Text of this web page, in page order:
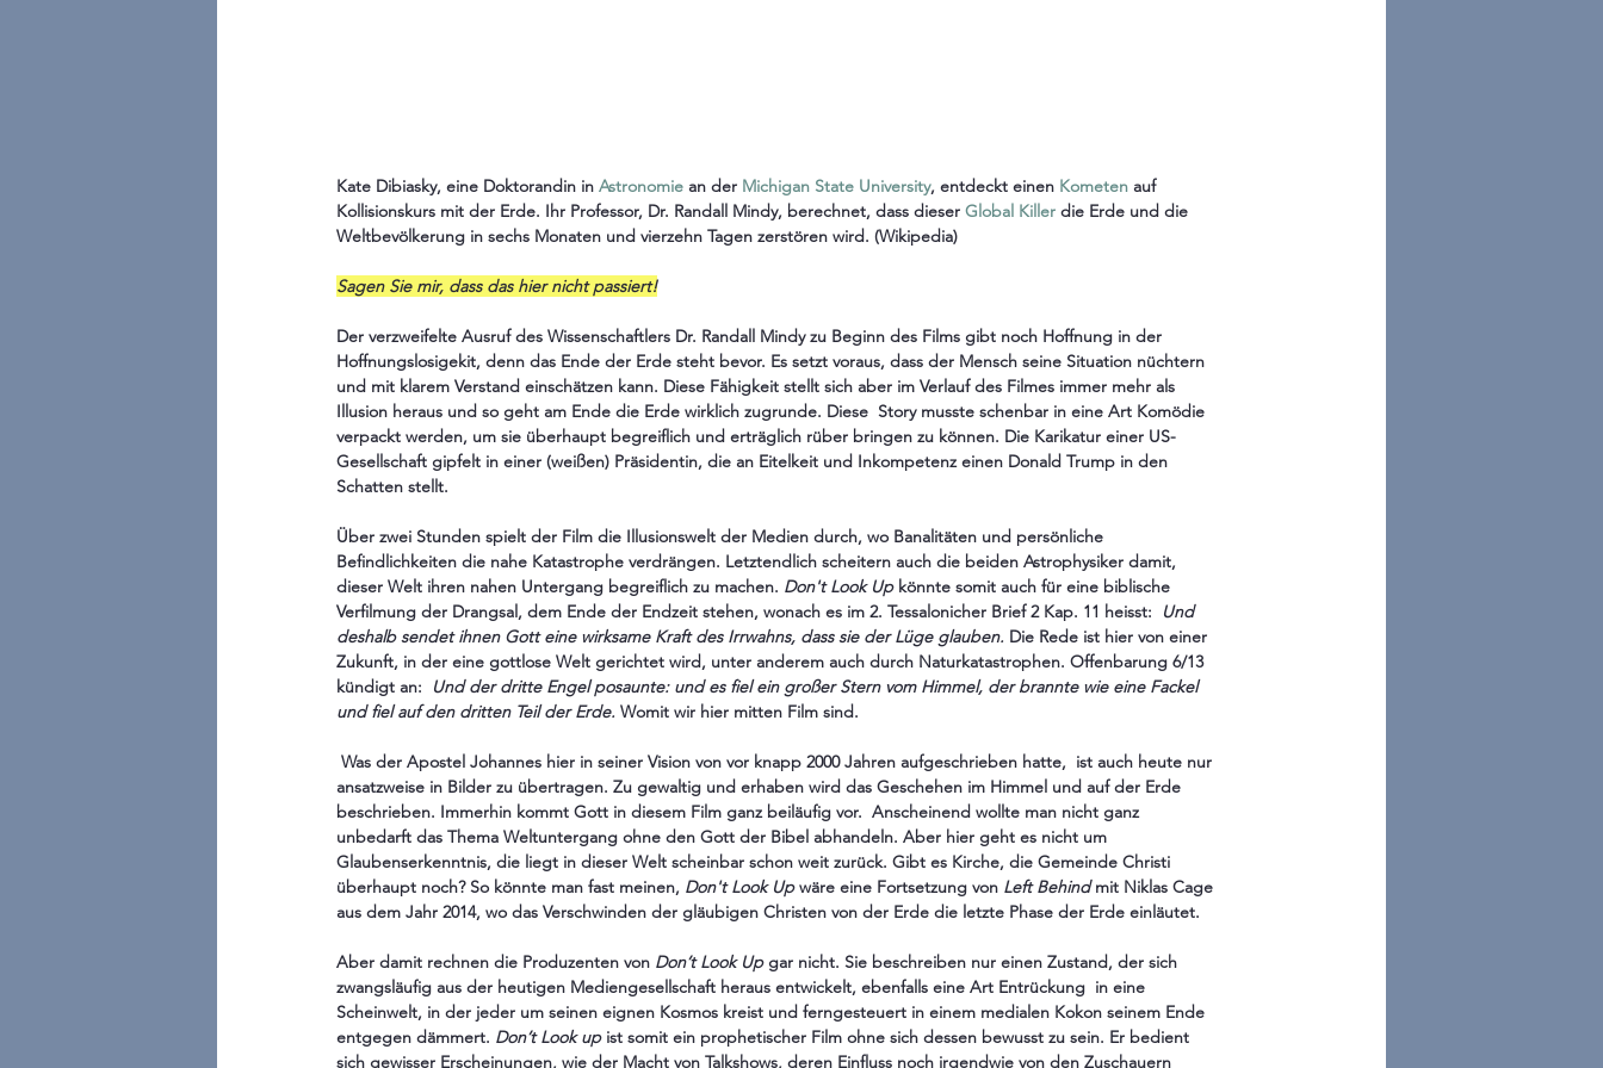
Kate Dibiasky, eine Doktorandin in Astronomie an der Michigan State University, entdeckt einen Kometen auf
Kollisionskurs mit der Erde. Ihr Professor, Dr. Randall Mindy, berechnet, dass dieser Global Killer die Erde und die
Weltbevölkerung in sechs Monaten und vierzehn Tagen zerstören wird. (Wikipedia)
Sagen Sie mir, dass das hier nicht passiert!
Der verzweifelte Ausruf des Wissenschaftlers Dr. Randall Mindy zu Beginn des Films gibt noch Hoffnung in der
Hoffnungslosigekit, denn das Ende der Erde steht bevor. Es setzt voraus, dass der Mensch seine Situation nüchtern
und mit klarem Verstand einschätzen kann. Diese Fähigkeit stellt sich aber im Verlauf des Filmes immer mehr als
Illusion heraus und so geht am Ende die Erde wirklich zugrunde. Diese  Story musste schenbar in eine Art Komödie
verpackt werden, um sie überhaupt begreiflich und erträglich rüber bringen zu können. Die Karikatur einer US-
Gesellschaft gipfelt in einer (weißen) Präsidentin, die an Eitelkeit und Inkompetenz einen Donald Trump in den
Schatten stellt.
Über zwei Stunden spielt der Film die Illusionswelt der Medien durch, wo Banalitäten und persönliche
Befindlichkeiten die nahe Katastrophe verdrängen. Letztendlich scheitern auch die beiden Astrophysiker damit,
dieser Welt ihren nahen Untergang begreiflich zu machen. Don't Look Up könnte somit auch für eine biblische
Verfilmung der Drangsal, dem Ende der Endzeit stehen, wonach es im 2. Tessalonicher Brief 2 Kap. 11 heisst:
Und
deshalb sendet ihnen Gott eine wirksame Kraft des Irrwahns, dass sie der Lüge glauben. Die Rede ist hier von einer
Zukunft, in der eine gottlose Welt gerichtet wird, unter anderem auch durch Naturkatastrophen. Offenbarung 6/13
kündigt an:
Und der dritte Engel posaunte: und es fiel ein großer Stern vom Himmel, der brannte wie eine Fackel
und fiel auf den dritten Teil der Erde. Womit wir hier mitten Film sind.
Was der Apostel Johannes hier in seiner Vision von vor knapp 2000 Jahren aufgeschrieben hatte,  ist auch heute nur
ansatzweise in Bilder zu übertragen. Zu gewaltig und erhaben wird das Geschehen im Himmel und auf der Erde
beschrieben. Immerhin kommt Gott in diesem Film ganz beiläufig vor.  Anscheinend wollte man nicht ganz
unbedarft das Thema Weltuntergang ohne den Gott der Bibel abhandeln. Aber hier geht es nicht um
Glaubenserkenntnis, die liegt in dieser Welt scheinbar schon weit zurück. Gibt es Kirche, die Gemeinde Christi
überhaupt noch? So könnte man fast meinen, Don't Look Up wäre eine Fortsetzung von Left Behind mit Niklas Cage
aus dem Jahr 2014, wo das Verschwinden der gläubigen Christen von der Erde die letzte Phase der Erde einläutet.
Aber damit rechnen die Produzenten von Don’t Look Up gar nicht. Sie beschreiben nur einen Zustand, der sich
zwangsläufig aus der heutigen Mediengesellschaft heraus entwickelt, ebenfalls eine Art Entrückung  in eine
Scheinwelt, in der jeder um seinen eignen Kosmos kreist und ferngesteuert in einem medialen Kokon seinem Ende
entgegen dämmert. Don’t Look up ist somit ein prophetischer Film ohne sich dessen bewusst zu sein. Er bedient
sich gewisser Erscheinungen, wie der Macht von Talkshows, deren Einfluss noch irgendwie von den Zuschauern